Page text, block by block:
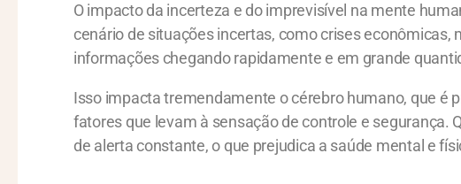
O impacto da incerteza e do imprevisível na mente
cenário de situações incertas, como crises
informações chegando rapidamente e em grande
Isso impacta tremendamente o cérebro humano, que é
fatores que levam à sensação de controle e segurança.
de alerta constante, o que prejudica a saúde mental e